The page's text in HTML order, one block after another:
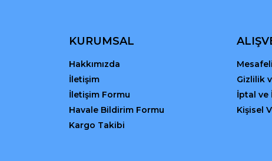
KURUMSAL
Hakkımızda
İletişim
İletişim Formu
Havale Bildirim Formu
Kargo Takibi
Gizlilik
İptal ve
Kişisel